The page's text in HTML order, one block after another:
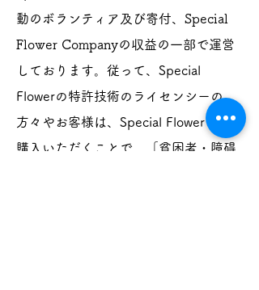
動のボランティア及び寄付、 Special
Flower Companyの収益の一部で運営
しております。従って、Special
Flowerの特許技術のライセンシーの
方々やお客様は、Special Flowerをご
購入いただくことで、「貧困者・障碍